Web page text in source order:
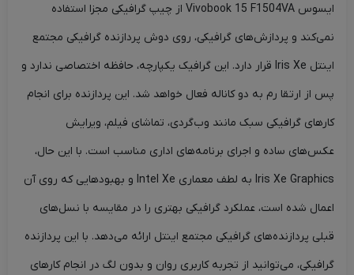
ایسوس Vivobook 15 F1504VA از چیپ گرافیکی مجزا استفاده
نمی‌کند و پردازش‌های گرافیکی، روی دوش پردازنده گرافیکی مجتمع
اینتل Iris Xe قرار دارد. این گرافیک یکپارچه، حافظه اختصاصی ندارد و
پس از ارتقا رم به دو کاناله فعال خواهد شد. این پردازنده برای انجام
کارهای گرافیکی سبک مانند وب‌گردی، تماشای فیلم، ویرایش
عکس‌های ساده و اجرای برنامه‌های اداری مناسب است. با این حال،
Iris Xe Graphics به لطف معماری Intel Xe و بهبودهایی که روی آن
اعمال شده است، عملکرد گرافیکی بهتری را در مقایسه با نسل‌های
قبلی پردازنده‌های گرافیکی مجتمع اینتل ارائه می‌دهد. با این پردازنده
گرافیکی، می‌توانید از تجربه کاربری روان و بدون لگ در انجام کارهای